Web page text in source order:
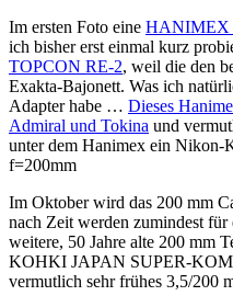
Im ersten Foto eine HANIMEX
ich bisher erst einmal kurz
TOPCON RE-2, weil die den
Exakta-Bajonett. Was ich
Adapter habe … Dieses
Admiral und Tokina und
unter dem Hanimex ein
f=200mm
Im Oktober wird das 200 mm
nach Zeit werden zumindest
weitere, 50 Jahre alte 200 mm
KOHKI JAPAN SUPER-
vermutlich sehr frühes 3,5/200